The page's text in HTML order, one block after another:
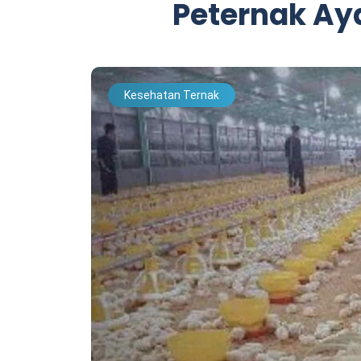
Peternak
Kesehatan Ternak